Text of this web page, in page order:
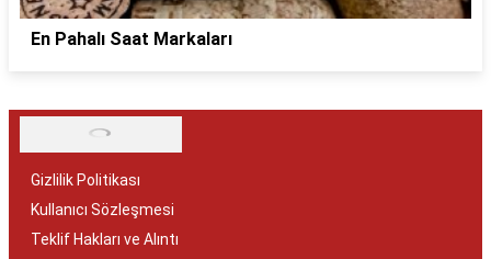
En Pahalı Saat Markaları
Gizlilik Politikası
Kullanıcı Sözleşmesi
Teklif Hakları ve Alıntı